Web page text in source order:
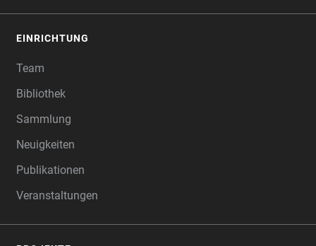
EINRICHTUNG
Team
Bibliothek
Sammlung
Neuigkeiten
Publikationen
Veranstaltungen